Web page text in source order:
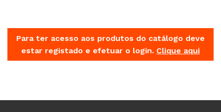
Para ter acesso aos produtos do catálogo deve
estar registado e efetuar o login. Clique aqui